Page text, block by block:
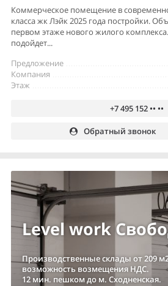
Коммерческое помещение в
класса жк Лэйк 2025 года постройки.
первом этаже нового жилого
подойдет...
Предложение
Компания
Этаж
+7 495 152 •• ••
Обратный звонок
Level work
Производственные склады от 209
возможность возмещения НДС.
12 мин. пешком до м. Сходненская.